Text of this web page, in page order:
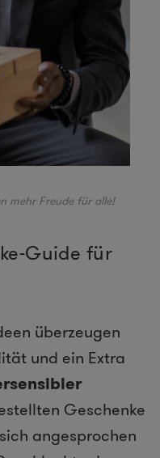
mehr Freude für alle!
Guide für
überzeugen
und ein Extra
Geschenke
angesprochen